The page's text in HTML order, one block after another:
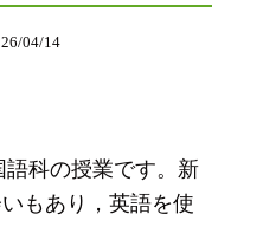
04/14
科の授業です。新
もあり，英語を使